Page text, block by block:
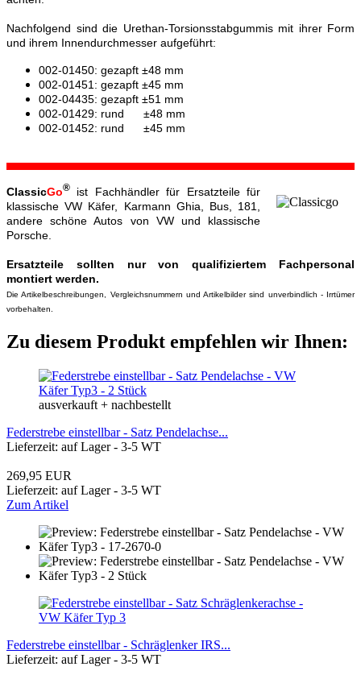
Nachfolgend sind die Urethan-Torsionsstabgummis mit ihrer Form
und ihrem Innendurchmesser aufgeführt:
002-01450: gezapft ±48 mm
002-01451: gezapft ±45 mm
002-04435: gezapft ±51 mm
002-01429: rund ±48 mm
002-01452: rund ±45 mm
ClassicGo®
ist Fachhändler für Ersatzteile für
klassische VW Käfer, Karmann Ghia, Bus, 181,
andere schöne Autos von VW und klassische
Porsche.
Ersatzteile sollten nur von qualifiziertem Fachpersonal
montiert werden.
Die Artikelbeschreibungen, Vergleichsnummern und Artikelbilder sind unverbindlich - Irrtümer
vorbehalten.
Zu diesem Produkt empfehlen wir Ihnen:
ausverkauft + nachbestellt
Federstrebe einstellbar - Satz Pendelachse...
Lieferzeit: auf Lager - 3-5 WT
269,95 EUR
Lieferzeit: auf Lager - 3-5 WT
Zum Artikel
Federstrebe einstellbar - Schräglenker IRS...
Lieferzeit: auf Lager - 3-5 WT